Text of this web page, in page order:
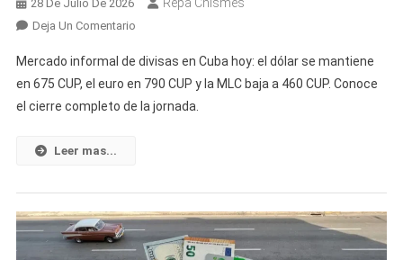
28 De Julio De 2026
Deja Un ComentarioEn
Con
Precios
Aún
Frenan
Su
Avance
Mientras
Mercado informal de divisas en Cuba hoy: el dólar se mantiene
en 675 CUP, el euro en 790 CUP y la MLC baja a 460 CUP. Conoce
el cierre completo de la jornada.
Leer mas...